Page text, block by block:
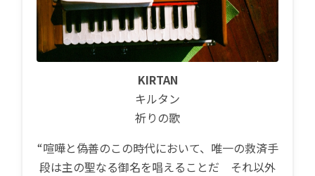
KIRTAN
キルタン
祈りの歌
“喧嘩と偽善のこの時代において、唯一の救済手
段は主の聖なる御名を唱えることだ それ以外